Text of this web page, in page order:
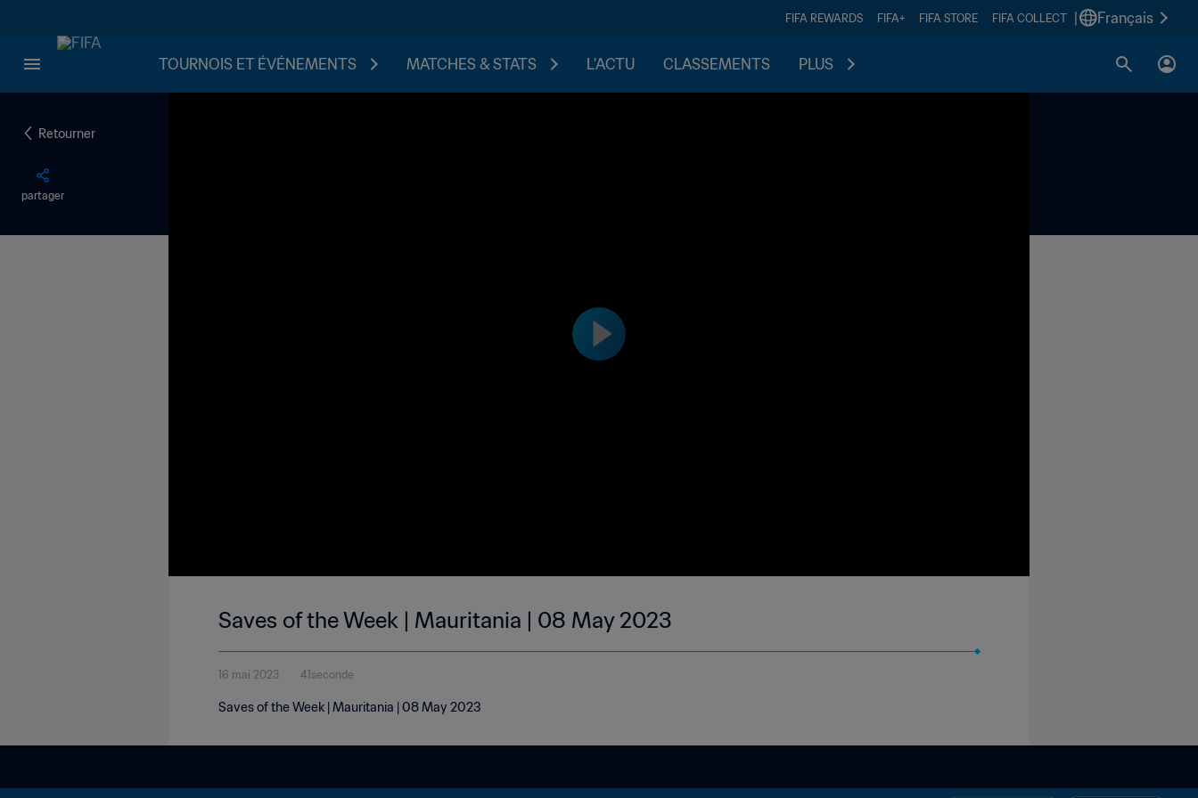
FIFA REWARDS FIFA+ FIFA STORE FIFA COLLECT Français
TOURNOIS ET ÉVÉNEMENTS MATCHES & STATS L'ACTU CLASSEMENTS PLUS
Retourner
partager
Saves of the Week | Mauritania | 08 May 2023
16 mai 2023 41seconde
Saves of the Week | Mauritania | 08 May 2023